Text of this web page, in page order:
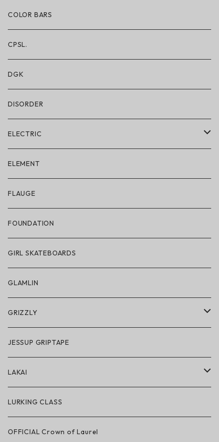
ショートパンツ/2 IN 1
レギンス/フルレングス10分丈
水着/スイムウェア
COLOR BARS
CPSL.
DGK
DISORDER
ELECTRIC
ELECTRIC × ON THE ROAM
アパレル
帽子
サングラス
スノーゴーグル
アクセサリー・小物
ELEMENT
FLAUGE
FOUNDATION
GIRL SKATEBOARDS
GLAMLIN
GRIZZLY
GRIZZLY × POLeR
アパレル
ハードグッズ
JESSUP GRIPTAPE
LAKAI
LAKAI × POLeR
LAKAI × CHOCOLATE
LURKING CLASS
OFFICIAL Crown of Laurel